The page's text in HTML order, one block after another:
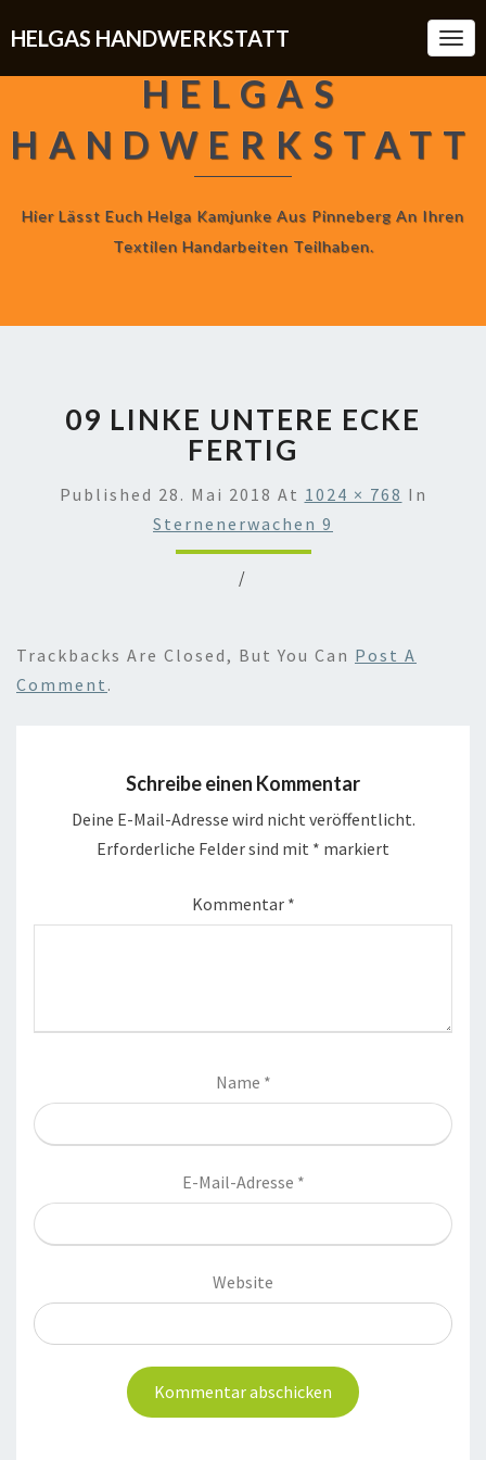
HELGAS HANDWERKSTATT
HELGAS
HANDWERKSTATT
Hier Lässt Euch Helga Kamjunke Aus Pinneberg An Ihren
Textilen Handarbeiten Teilhaben.
09 LINKE UNTERE ECKE
FERTIG
Published 28. Mai 2018 At 1024 × 768 In
Sternenerwachen 9
/
Trackbacks Are Closed, But You Can Post A
Comment .
Schreibe einen Kommentar
Deine E-Mail-Adresse wird nicht veröffentlicht.
Erforderliche Felder sind mit * markiert
Kommentar *
Name *
E-Mail-Adresse *
Website